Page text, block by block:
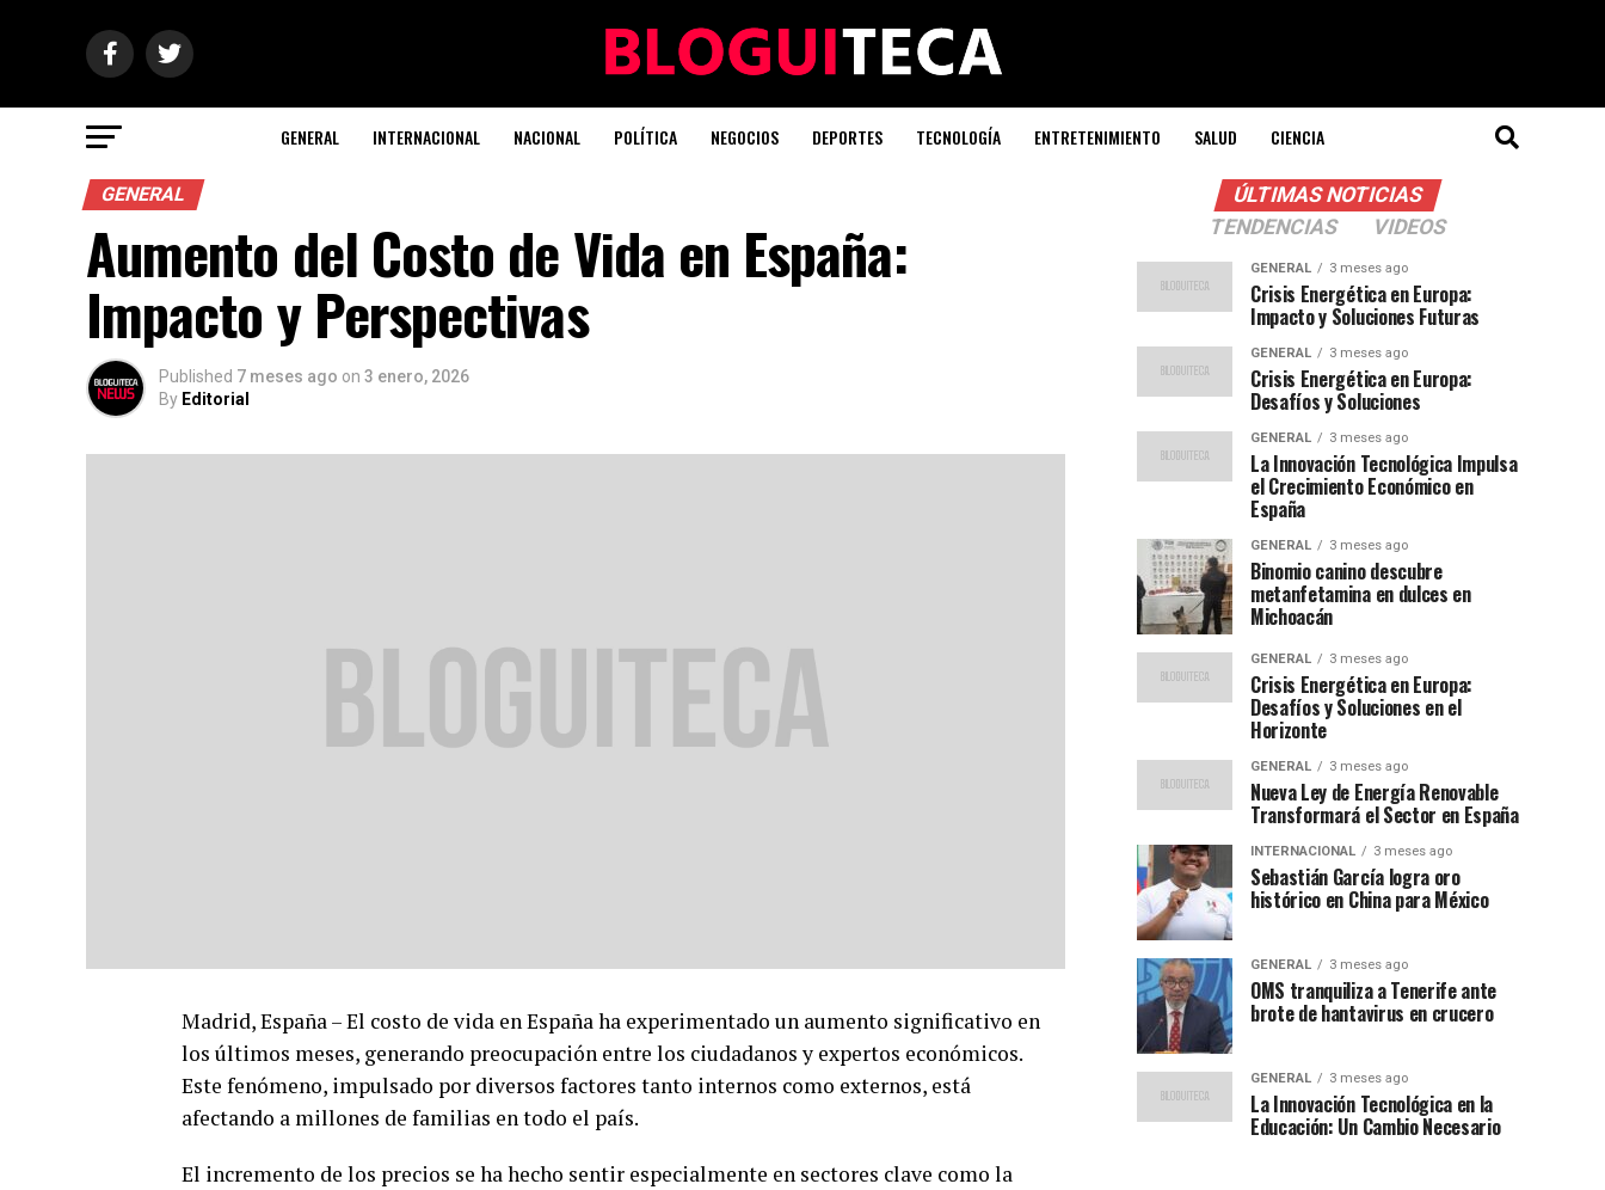
GENERAL INTERNACIONAL NACIONAL POLÍTICA NEGOCIOS DEPORTES TECNOLOGÍA ENTRETENIMIENTO SALUD CIENCIA
GENERAL
Aumento del Costo de Vida en España:
Impacto y Perspectivas
Published 7 meses ago on 3 enero, 2026
By Editorial
Madrid, España – El costo de vida en España ha experimentado un aumento significativo en
los últimos meses, generando preocupación entre los ciudadanos y expertos económicos.
Este fenómeno, impulsado por diversos factores tanto internos como externos, está
afectando a millones de familias en todo el país.
El incremento de los precios se ha hecho sentir especialmente en sectores clave como la
ÚLTIMAS NOTICIAS
TENDENCIAS
VIDEOS
GENERAL 3 meses ago
Crisis Energética en Europa:
Impacto y Soluciones Futuras
GENERAL 3 meses ago
Crisis Energética en Europa:
Desafíos y Soluciones
GENERAL 3 meses ago
La Innovación Tecnológica Impulsa
el Crecimiento Económico en
España
GENERAL 3 meses ago
Binomio canino descubre
metanfetamina en dulces en
Michoacán
GENERAL 3 meses ago
Crisis Energética en Europa:
Desafíos y Soluciones en el
Horizonte
GENERAL 3 meses ago
Nueva Ley de Energía Renovable
Transformará el Sector en España
INTERNACIONAL 3 meses ago
Sebastián García logra oro
histórico en China para México
GENERAL 3 meses ago
OMS tranquiliza a Tenerife ante
brote de hantavirus en crucero
GENERAL 3 meses ago
La Innovación Tecnológica en la
Educación: Un Cambio Necesario